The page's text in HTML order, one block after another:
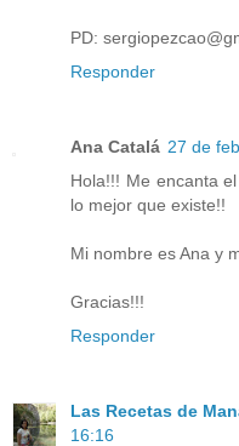
PD:
Responder
Ana Catalá 27 de
Hola!!! Me encanta
lo mejor que existe!!
Mi nombre es Ana y
Gracias!!!
Responder
Las Recetas de
16:16